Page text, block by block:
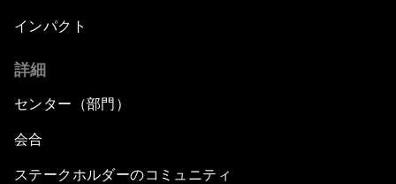
インパクト
詳細
センター（部門）
会合
ステークホルダーのコミュニティ